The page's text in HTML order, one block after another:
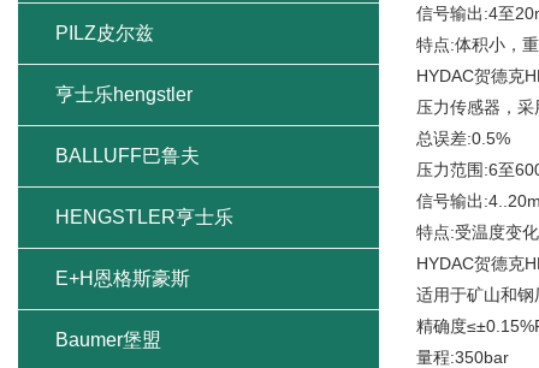
信号输出:4至
特点:体积小，
HYDAC贺德克
压力传感器，
总误差:0.5%
压力范围:6至
信号输出
特点:受温度变
HYDAC贺德克
适用于矿山和钢
精确度
量程:350bar
PILZ皮尔兹
亨士乐hengstler
BALLUFF巴鲁夫
HENGSTLER亨士乐
E+H恩格斯豪斯
Baumer堡盟